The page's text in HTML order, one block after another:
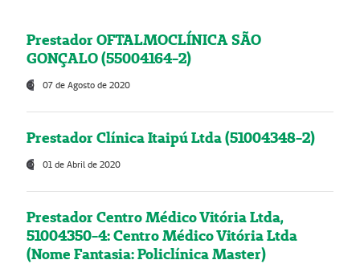
Prestador OFTALMOCLÍNICA SÃO
GONÇALO (55004164-2)
07 de Agosto de 2020
Prestador Clínica Itaipú Ltda (51004348-2)
01 de Abril de 2020
Prestador Centro Médico Vitória Ltda,
51004350-4: Centro Médico Vitória Ltda
(Nome Fantasia: Policlínica Master)